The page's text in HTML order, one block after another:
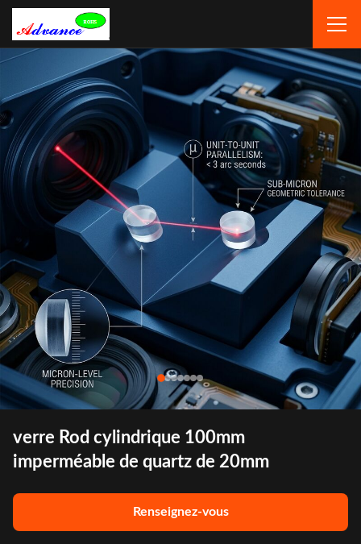
verre Rod cylindrique 100mm
imperméable de quartz de 20mm
Renseignez-vous